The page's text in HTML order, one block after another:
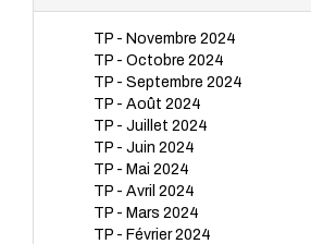
TP - Novembre 2024
TP - Octobre 2024
TP - Septembre 2024
TP - Août 2024
TP - Juillet 2024
TP - Juin 2024
TP - Mai 2024
TP - Avril 2024
TP - Mars 2024
TP - Février 2024